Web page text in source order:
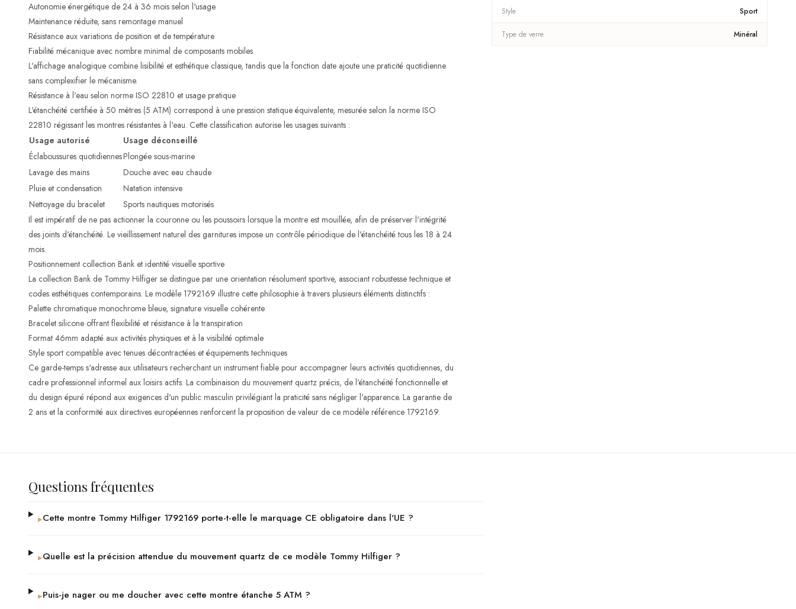
Autonomie énergétique de 24 à 36 mois selon l'usage
Maintenance réduite, sans remontage manuel
Résistance aux variations de position et de température
Fiabilité mécanique avec nombre minimal de composants mobiles
L'affichage analogique combine lisibilité et esthétique classique, tandis que la fonction date ajoute une praticité quotidienne
sans complexifier le mécanisme.
Résistance à l'eau selon norme ISO 22810 et usage pratique
L'étanchéité certifiée à 50 mètres (5 ATM) correspond à une pression statique équivalente, mesurée selon la norme ISO
22810 régissant les montres résistantes à l'eau. Cette classification autorise les usages suivants :
Usage autorisé
Usage déconseillé
Éclaboussures quotidiennesPlongée sous-marine
Lavage des mains
Douche avec eau chaude
Pluie et condensation
Natation intensive
Nettoyage du bracelet
Sports nautiques motorisés
Il est impératif de ne pas actionner la couronne ou les poussoirs lorsque la montre est mouillée, afin de préserver l'intégrité
des joints d'étanchéité. Le vieillissement naturel des garnitures impose un contrôle périodique de l'étanchéité tous les 18 à 24
mois.
Positionnement collection Bank et identité visuelle sportive
La collection Bank de Tommy Hilfiger se distingue par une orientation résolument sportive, associant robustesse technique et
codes esthétiques contemporains. Le modèle 1792169 illustre cette philosophie à travers plusieurs éléments distinctifs :
Palette chromatique monochrome bleue, signature visuelle cohérente
Bracelet silicone offrant flexibilité et résistance à la transpiration
Format 46mm adapté aux activités physiques et à la visibilité optimale
Style sport compatible avec tenues décontractées et équipements techniques
Ce garde-temps s'adresse aux utilisateurs recherchant un instrument fiable pour accompagner leurs activités quotidiennes, du
cadre professionnel informel aux loisirs actifs. La combinaison du mouvement quartz précis, de l'étanchéité fonctionnelle et
du design épuré répond aux exigences d'un public masculin privilégiant la praticité sans négliger l'apparence. La garantie de
2 ans et la conformité aux directives européennes renforcent la proposition de valeur de ce modèle référence 1792169.
Style Sport
Type de verre Minéral
Questions fréquentes
▸Cette montre Tommy Hilfiger 1792169 porte-t-elle le marquage CE obligatoire dans l'UE ?
▸Quelle est la précision attendue du mouvement quartz de ce modèle Tommy Hilfiger ?
▸Puis-je nager ou me doucher avec cette montre étanche 5 ATM ?